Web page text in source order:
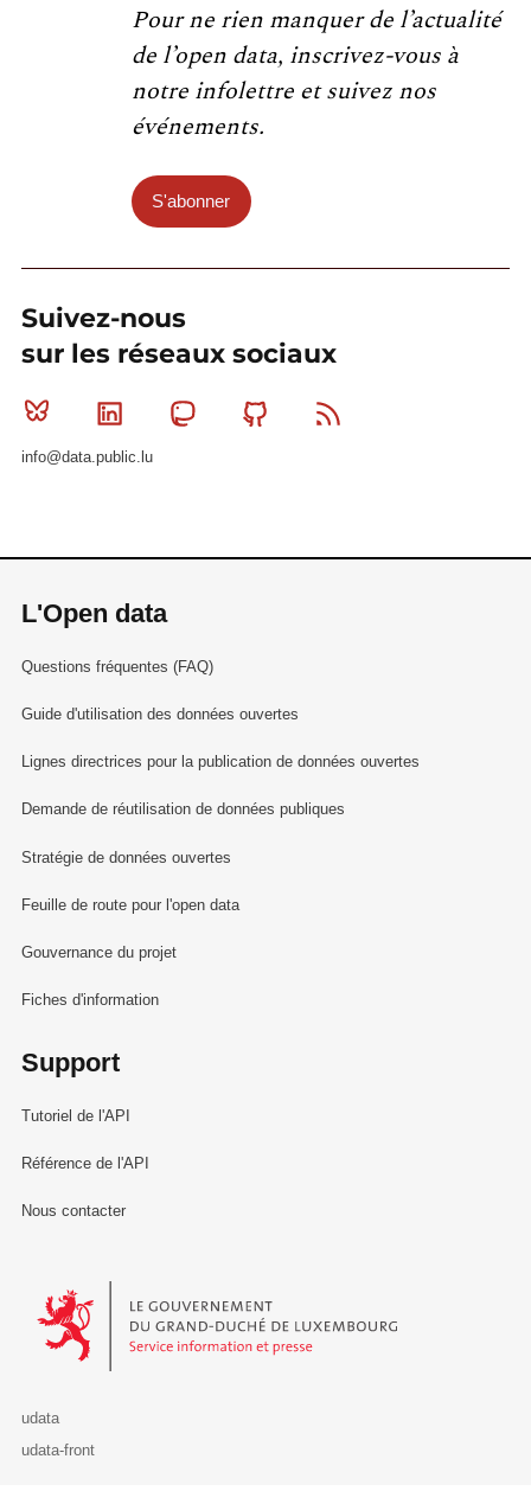
Pour ne rien manquer de l’actualité
de l’open data, inscrivez-vous à
notre infolettre et suivez nos
événements.
S'abonner
Suivez-nous
sur les réseaux sociaux
Bluesky Linkedin MastodonGithub
info@data.public.lu
L'Open data
Questions fréquentes (FAQ)
Guide d'utilisation des données ouvertes
Lignes directrices pour la publication de données ouvertes
Demande de réutilisation de données publiques
Stratégie de données ouvertes
Feuille de route pour l'open data
Gouvernance du projet
Fiches d'information
Support
Tutoriel de l'API
Référence de l'API
Nous contacter
Le Gouvernement du Grand-Duché de Luxembourg - Service
udata
udata-front